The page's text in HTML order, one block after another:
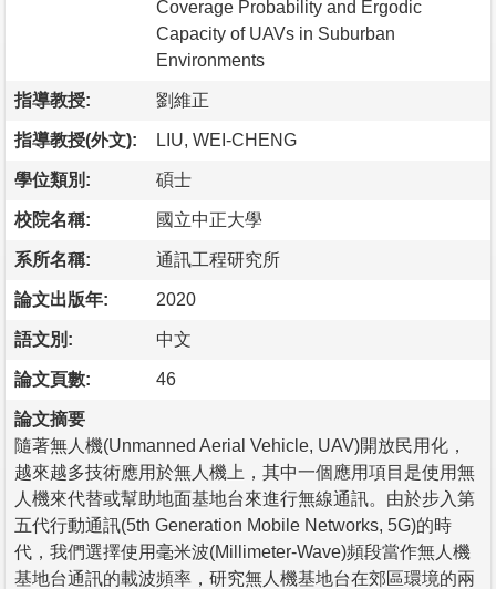
Coverage Probability and Ergodic
Capacity of UAVs in Suburban
Environments
指導教授: 劉維正
指導教授(外文): LIU, WEI-CHENG
學位類別: 碩士
校院名稱: 國立中正大學
系所名稱: 通訊工程研究所
論文出版年: 2020
語文別: 中文
論文頁數: 46
論文摘要
隨著無人機(Unmanned Aerial Vehicle, UAV)開放民用化，
越來越多技術應用於無人機上，其中一個應用項目是使用無
人機來代替或幫助地面基地台來進行無線通訊。由於步入第
五代行動通訊(5th Generation Mobile Networks, 5G)的時
代，我們選擇使用毫米波(Millimeter-Wave)頻段當作無人機
基地台通訊的載波頻率，研究無人機基地台在郊區環境的兩